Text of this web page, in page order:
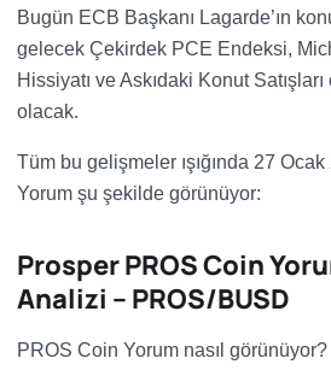
Bugün ECB Başkanı Lagarde’ın
gelecek Çekirdek PCE Endeksi,
Hissiyatı ve Askıdaki Konut
olacak.
Tüm bu gelişmeler ışığında 27
Yorum şu şekilde görünüyor:
Prosper PROS Coin
Analizi – PROS/BUSD
PROS Coin Yorum nasıl